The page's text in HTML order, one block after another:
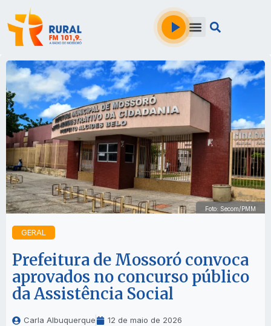
Foto: Secom/PMM
GERAL
Prefeitura de Mossoró convoca
aprovados no concurso público
da Assistência Social
Carla Albuquerque 12 de maio de 2026